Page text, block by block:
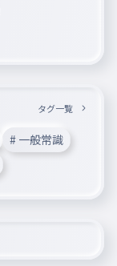
タグ一覧
# 一般常識